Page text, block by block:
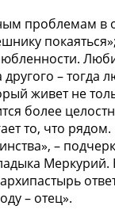
проблемам в
– тогда
живет не
более
то, что
–
– отец».